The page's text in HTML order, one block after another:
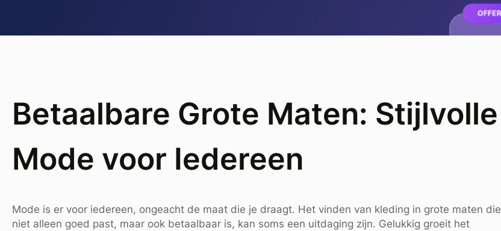
Betaalbare Grote Maten: Stijlvolle
Mode voor Iedereen
Mode is er voor iedereen, ongeacht de maat die je draagt. Het vinden van kleding in grote maten die
niet alleen goed past, maar ook betaalbaar is, kan soms een uitdaging zijn. Gelukkig groeit het